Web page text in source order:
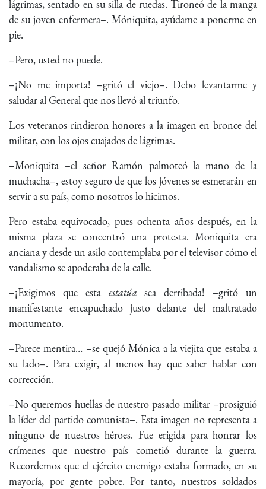
lágrimas, sentado en su silla de ruedas. Tironeó de la manga
de su joven enfermera–. Móniquita, ayúdame a ponerme en
pie.
–Pero, usted no puede.
–¡No me importa! –gritó el viejo–. Debo levantarme y
saludar al General que nos llevó al triunfo.
Los veteranos rindieron honores a la imagen en bronce del
militar, con los ojos cuajados de lágrimas.
–Moniquita –el señor Ramón palmoteó la mano de la
muchacha–, estoy seguro de que los jóvenes se esmerarán en
servir a su país, como nosotros lo hicimos.
Pero estaba equivocado, pues ochenta años después, en la
misma plaza se concentró una protesta. Moniquita era
anciana y desde un asilo contemplaba por el televisor cómo el
vandalismo se apoderaba de la calle.
–¡Exigimos que esta estatúa sea derribada! –gritó un
manifestante encapuchado justo delante del maltratado
monumento.
–Parece mentira… –se quejó Mónica a la viejita que estaba a
su lado–. Para exigir, al menos hay que saber hablar con
corrección.
–No queremos huellas de nuestro pasado militar –prosiguió
la líder del partido comunista–. Esta imagen no representa a
ninguno de nuestros héroes. Fue erigida para honrar los
crímenes que nuestro país cometió durante la guerra.
Recordemos que el ejército enemigo estaba formado, en su
mayoría, por gente pobre. Por tanto, nuestros soldados